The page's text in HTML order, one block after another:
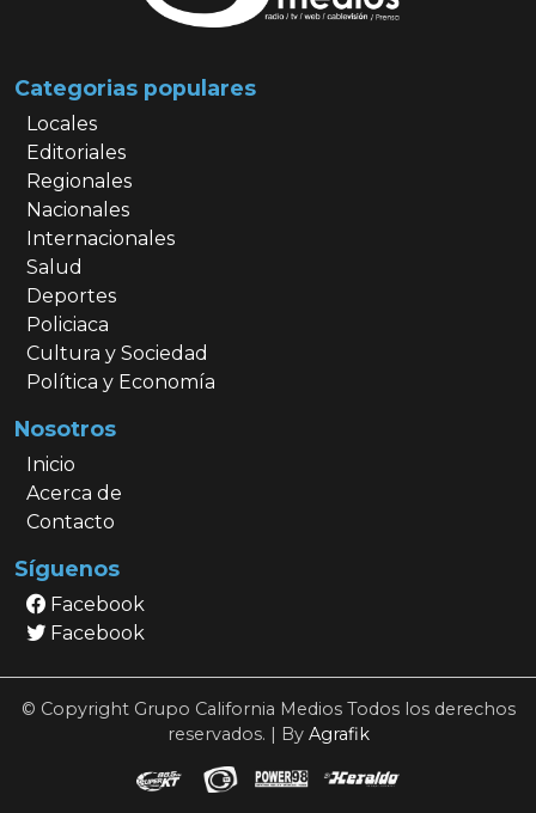
Categorias populares
Locales
Editoriales
Regionales
Nacionales
Internacionales
Salud
Deportes
Policiaca
Cultura y Sociedad
Política y Economía
Nosotros
Inicio
Acerca de
Contacto
Síguenos
Facebook
Facebook
© Copyright Grupo California Medios Todos los derechos
reservados. | By Agrafik